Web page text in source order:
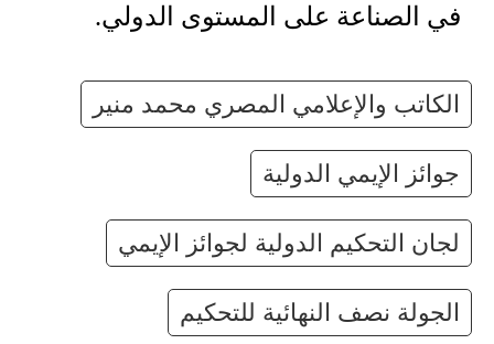
في الصناعة على المستوى الدولي.
الكاتب والإعلامي المصري محمد منير
جوائز الإيمي الدولية
لجان التحكيم الدولية لجوائز الإيمي
الجولة نصف النهائية للتحكيم